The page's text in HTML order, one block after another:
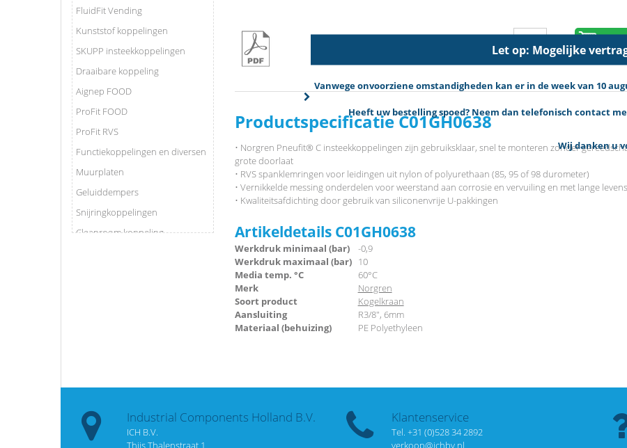
Let op: Mogelijke
Vanwege onvoorziene omstandigheden kan er in de week van 10
Heeft uw bestelling spoed? Neem dan telefonisch contact
Wij danken u
FluidFit Vending
Kunststof koppelingen
SKUPP insteekkoppelingen
Draaibare koppeling
Aignep FOOD
ProFit FOOD
ProFit RVS
Functiekoppelingen en diversen
Muurplaten
Geluiddempers
Snijringkoppelingen
Cleanroom koppeling
in
Productspecificatie C01GH0638
• Norgren Pneufit® C insteekkoppelingen zijn gebruiksklaar, snel te monteren zonder
grote doorlaat
• RVS spanklemringen voor leidingen uit nylon of polyurethaan (85, 95 of 98 durometer)
• Vernikkelde messing onderdelen voor weerstand aan corrosie en vervuiling en met lange
• Kwaliteitsafdichting door gebruik van siliconenvrije U-pakkingen
Artikeldetails C01GH0638
Werkdruk minimaal (bar)
-0,9
Werkdruk maximaal (bar) 10
Media temp. °C
60°C
Merk
Norgren
Soort product
Kogelkraan
Aansluiting
R3/8", 6mm
Materiaal (behuizing)
PE Polyethyleen
Industrial Components Holland B.V.
ICH B.V.
Thijs Thalenstraat 1
Klantenservice
Tel. +31 (0)528 34 2892
verkoop@ichbv.nl